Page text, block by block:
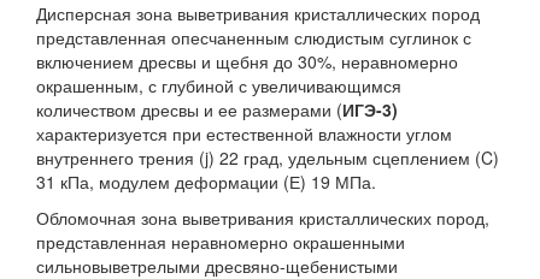
Дисперсная зона выветривания кристаллических пород
представленная опесчаненным слюдистым суглинок с
включением дресвы и щебня до 30%, неравномерно
окрашенным, с глубиной с увеличивающимся
количеством дресвы и ее размерами (ИГЭ-3)
характеризуется при естественной влажности углом
внутреннего трения (j) 22 град, удельным сцеплением (C)
31 кПа, модулем деформации (Е) 19 МПа.
Обломочная зона выветривания кристаллических пород,
представленная неравномерно окрашенными
сильновыветрелыми дресвяно-щебенистыми